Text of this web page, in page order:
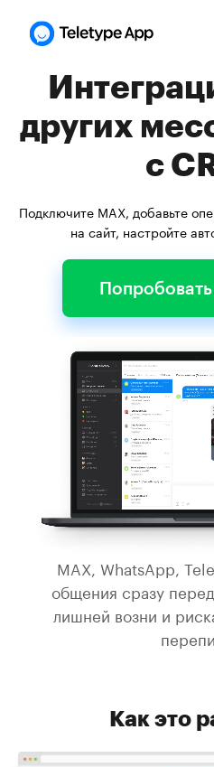
других
с
Подключите MAX, добавьте
на сайт, настройте
MAX, WhatsApp,
общения сразу
лишней возни и
Как это